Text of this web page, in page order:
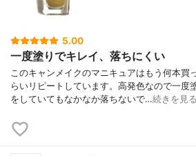
5.00
一度塗りでキレイ、落ちにくい
このキャンメイクのマニキュアはもう何本買
らいリピートしています。高発色なので一度
をしていてもなかなか落ちないで…続きを見る